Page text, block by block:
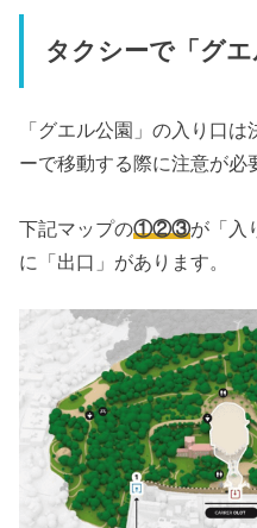
タクシーで「グ
「グエル公園」の入り口
ーで移動する際に注意が必
下記マップの①②③が「入
に「出口」があります。